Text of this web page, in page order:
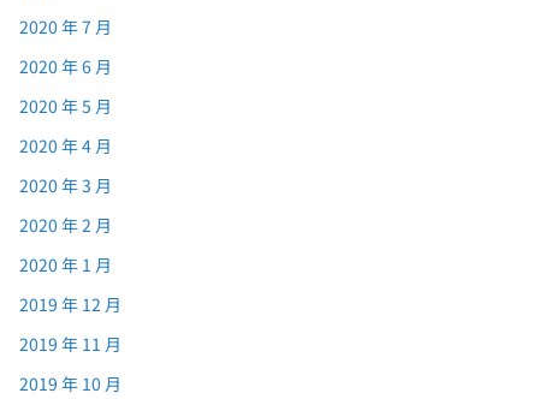
2020 年 7 月
2020 年 6 月
2020 年 5 月
2020 年 4 月
2020 年 3 月
2020 年 2 月
2020 年 1 月
2019 年 12 月
2019 年 11 月
2019 年 10 月